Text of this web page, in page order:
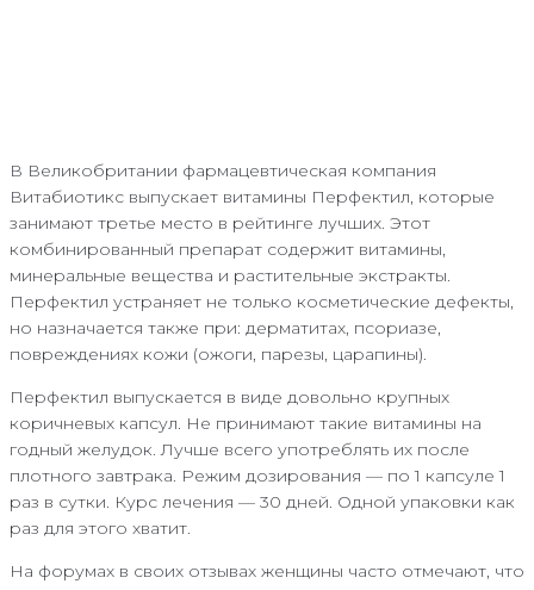
В Великобритании фармацевтическая компания
Витабиотикс выпускает витамины Перфектил, которые
занимают третье место в рейтинге лучших. Этот
комбинированный препарат содержит витамины,
минеральные вещества и растительные экстракты.
Перфектил устраняет не только косметические дефекты,
но назначается также при: дерматитах, псориазе,
повреждениях кожи (ожоги, парезы, царапины).
Перфектил выпускается в виде довольно крупных
коричневых капсул. Не принимают такие витамины на
годный желудок. Лучше всего употреблять их после
плотного завтрака. Режим дозирования — по 1 капсуле 1
раз в сутки. Курс лечения — 30 дней. Одной упаковки как
раз для этого хватит.
На форумах в своих отзывах женщины часто отмечают, что